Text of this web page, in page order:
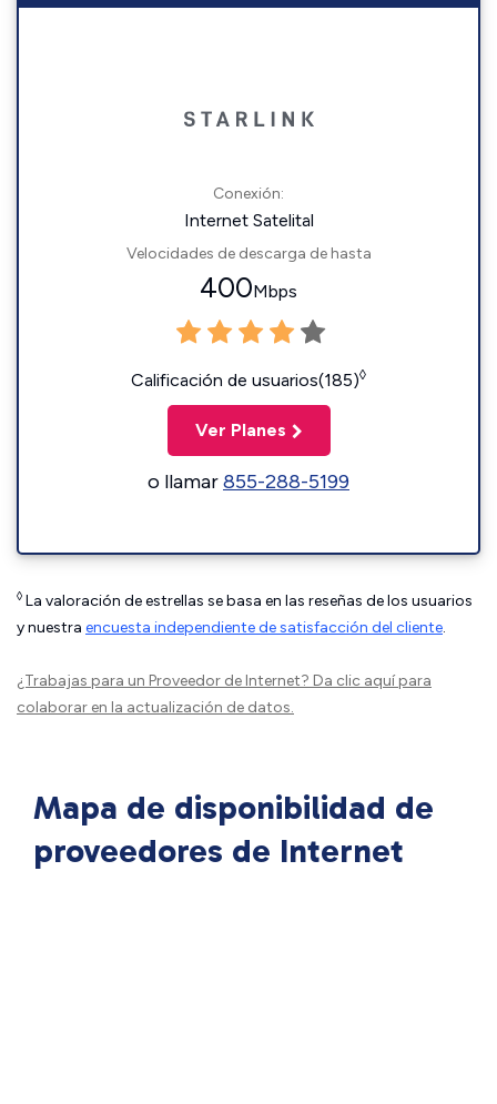
Conexión:
Internet Satelital
Velocidades de descarga de hasta
400Mbps
Calificación de usuarios(185)◊
Ver Planes
o llamar855-288-5199
◊ La valoración de estrellas se basa en las reseñas de los usuarios
y nuestra encuesta independiente de satisfacción del cliente.
¿Trabajas para un Proveedor de Internet? Da clic aquípara
colaborar en la actualización de datos.
Mapa de disponibilidad de
proveedores de Internet